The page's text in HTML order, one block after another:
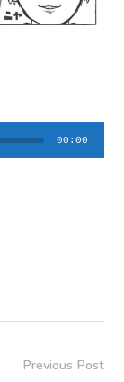
00:00
Previous Post